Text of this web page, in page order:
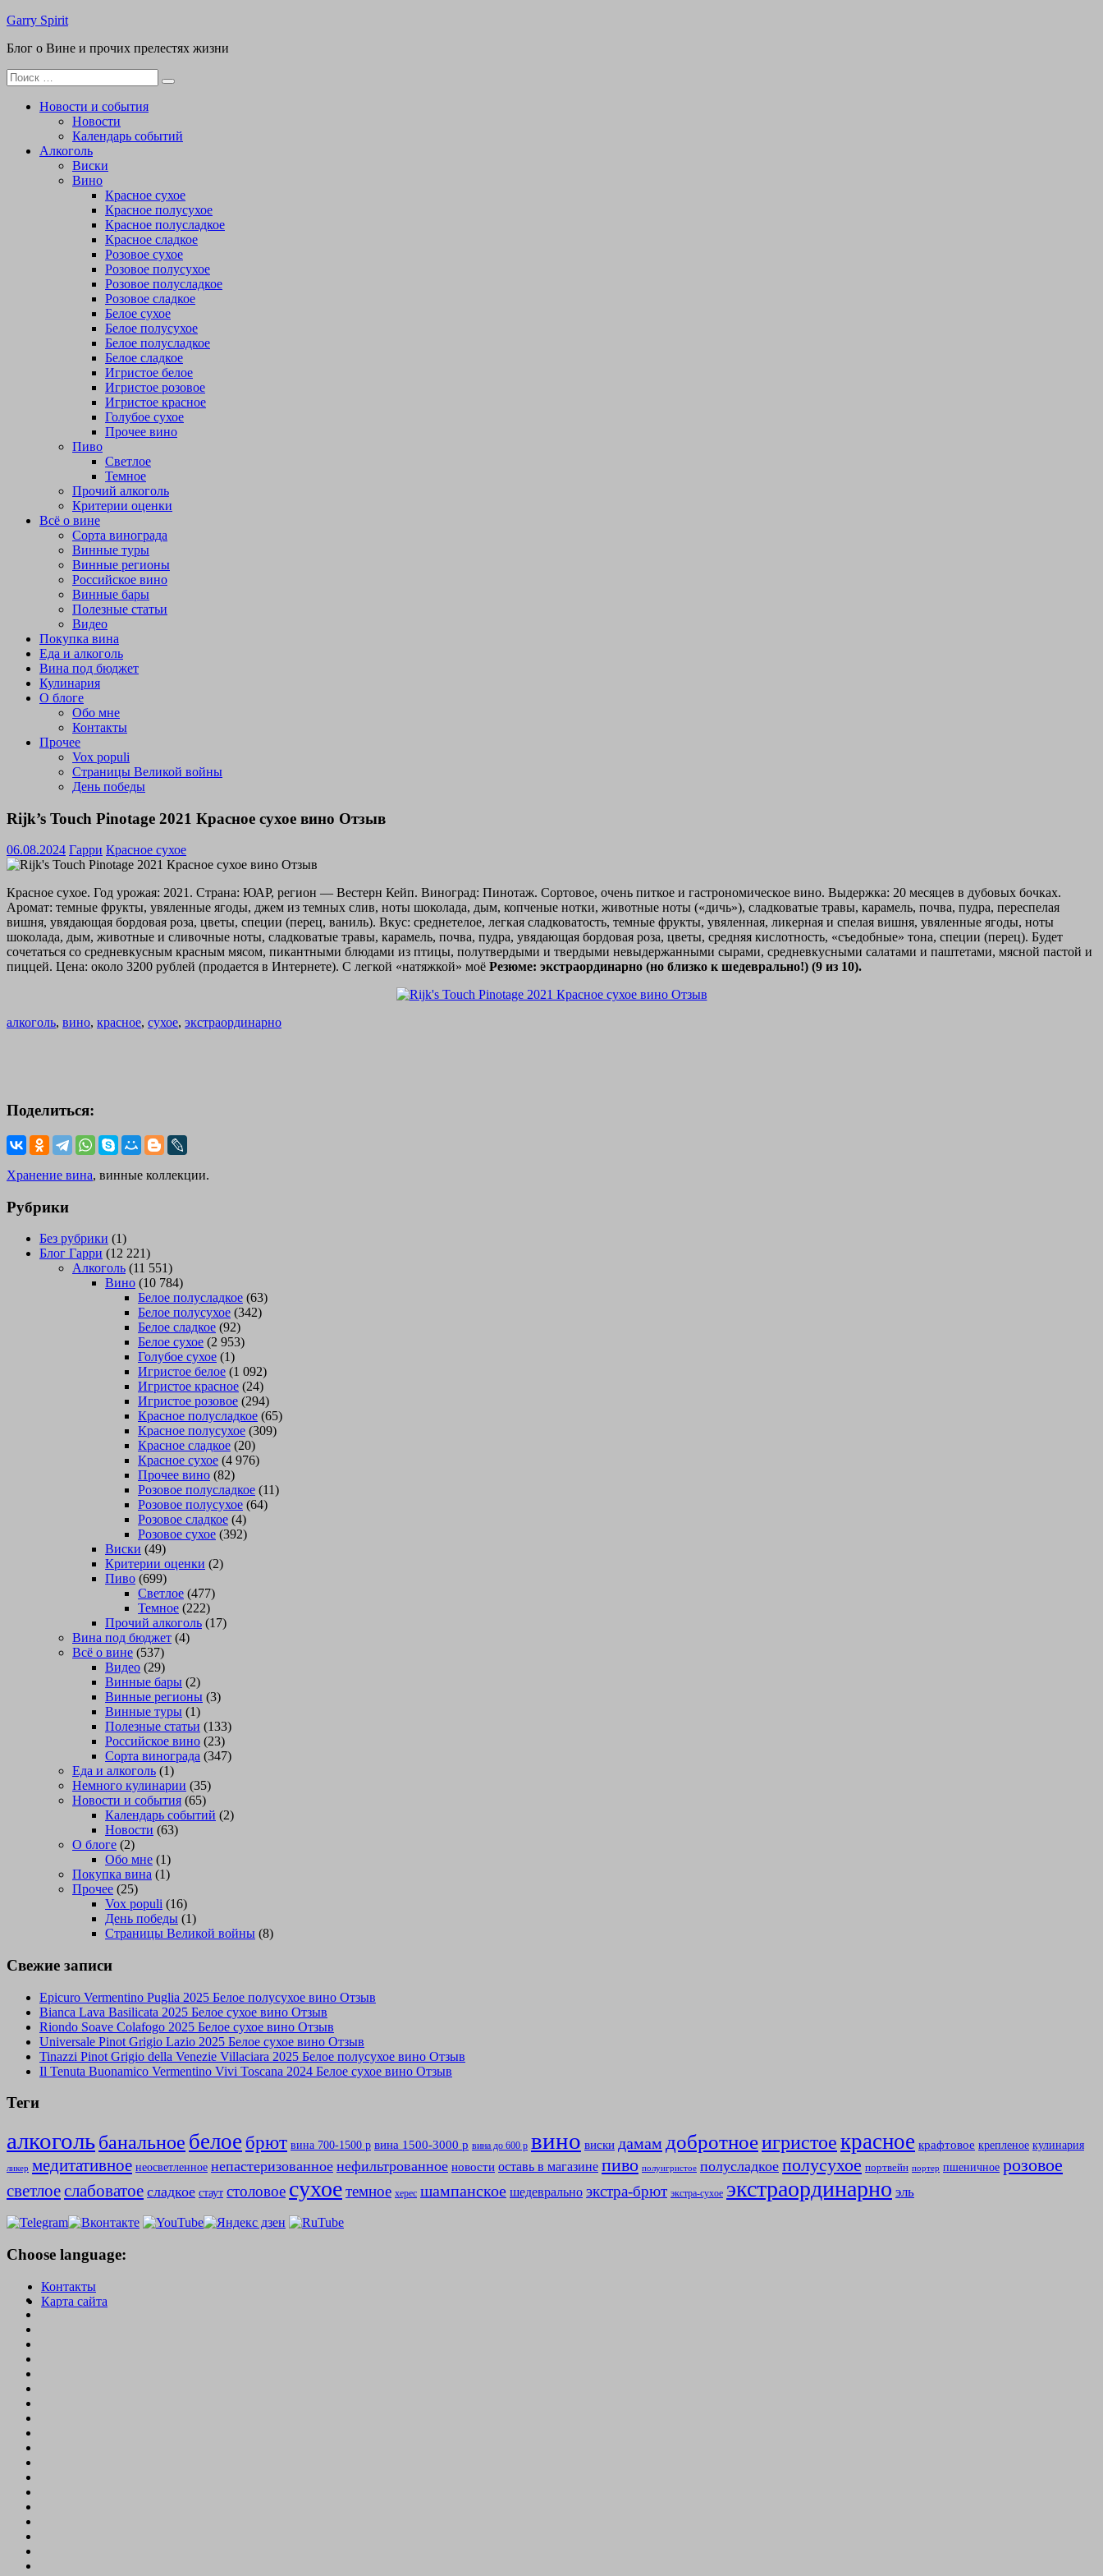
Перейти
содержимому
Garry Spirit
Блог о Вине и прочих прелестях жизни
Поиск
для:
Новости и события
Новости
Календарь событий
Алкоголь
Виски
Вино
Красное сухое
Красное полусухое
Красное полусладкое
Красное сладкое
Розовое сухое
Розовое полусухое
Розовое полусладкое
Розовое сладкое
Белое сухое
Белое полусухое
Белое полусладкое
Белое сладкое
Игристое белое
Игристое розовое
Игристое красное
Голубое сухое
Прочее вино
Пиво
Светлое
Темное
Прочий алкоголь
Критерии оценки
Всё о вине
Сорта винограда
Винные туры
Винные регионы
Российское вино
Винные бары
Полезные статьи
Видео
Покупка вина
Еда и алкоголь
Вина под бюджет
Кулинария
О блоге
Обо мне
Контакты
Прочее
Vox populi
Страницы Великой войны
День победы
Rijk’s Touch Pinotage 2021 Красное сухое вино Отзыв
06.08.2024 Гарри Красное сухое
Красное сухое. Год урожая: 2021. Страна: ЮАР, регион — Вестерн Кейп. Виноград: Пинотаж. Сортовое, очень питкое и гастрономическое вино. Выдержка: 20 месяцев в дубовых бочках.
Аромат: темные фрукты, увяленные ягоды, джем из темных слив, ноты шоколада, дым, копченые нотки, животные ноты («дичь»), сладковатые травы, карамель, почва, пудра, переспелая
вишня, увядающая бордовая роза, цветы, специи (перец, ваниль). Вкус: среднетелое, легкая сладковатость, темные фрукты, увяленная, ликерная и спелая вишня, увяленные ягоды, ноты
шоколада, дым, животные и сливочные ноты, сладковатые травы, карамель, почва, пудра, увядающая бордовая роза, цветы, средняя кислотность, «съедобные» тона, специи (перец). Будет
сочетаться со средневкусным красным мясом, пикантными блюдами из птицы, полутвердыми и твердыми невыдержанными сырами, средневкусными салатами и паштетами, мясной пастой и
пиццей. Цена: около 3200 рублей (продается в Интернете). С легкой «натяжкой» моё Резюме: экстраординарно (но близко к шедеврально!) (9 из 10).
алкоголь, вино, красное, сухое, экстраординарно
Поделиться:
Хранение вина, винные коллекции.
Рубрики
Без рубрики (1)
Блог Гарри (12 221)
Алкоголь (11 551)
Вино (10 784)
Белое полусладкое (63)
Белое полусухое (342)
Белое сладкое (92)
Белое сухое (2 953)
Голубое сухое (1)
Игристое белое (1 092)
Игристое красное (24)
Игристое розовое (294)
Красное полусладкое (65)
Красное полусухое (309)
Красное сладкое (20)
Красное сухое (4 976)
Прочее вино (82)
Розовое полусладкое (11)
Розовое полусухое (64)
Розовое сладкое (4)
Розовое сухое (392)
Виски (49)
Критерии оценки (2)
Пиво (699)
Светлое (477)
Темное (222)
Прочий алкоголь (17)
Вина под бюджет (4)
Всё о вине (537)
Видео (29)
Винные бары (2)
Винные регионы (3)
Винные туры (1)
Полезные статьи (133)
Российское вино (23)
Сорта винограда (347)
Еда и алкоголь (1)
Немного кулинарии (35)
Новости и события (65)
Календарь событий (2)
Новости (63)
О блоге (2)
Обо мне (1)
Покупка вина (1)
Прочее (25)
Vox populi (16)
День победы (1)
Страницы Великой войны (8)
Свежие записи
Epicuro Vermentino Puglia 2025 Белое полусухое вино Отзыв
Bianca Lava Basilicata 2025 Белое сухое вино Отзыв
Riondo Soave Colafogo 2025 Белое сухое вино Отзыв
Universale Pinot Grigio Lazio 2025 Белое сухое вино Отзыв
Tinazzi Pinot Grigio della Venezie Villaciara 2025 Белое полусухое вино Отзыв
Il Tenuta Buonamico Vermentino Vivi Toscana 2024 Белое сухое вино Отзыв
Теги
алкогольбанальное белое брют вина 700-1500 р вина 1500-3000 р вина до 600 р вино виски дамам добротноеигристоекрасное крафтовое крепленое кулинария
ликер медитативное неосветленное непастеризованное нефильтрованное новости оставь в магазине пиво полуигристое полусладкое полусухое портвейн портер пшеничное розовое
светлоеслабоватое сладкое стаут столовое сухоетемное херес шампанское шедеврально экстра-брют экстра-сухое экстраординарно эль
Choose language:
Контакты
Карта сайта